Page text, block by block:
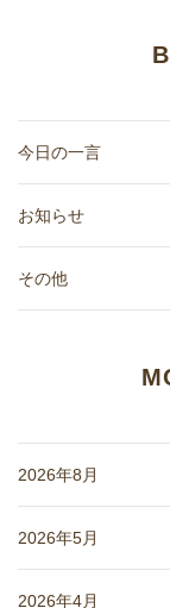
今日の一言
お知らせ
その他
2026年8月
2026年5月
2026年4月